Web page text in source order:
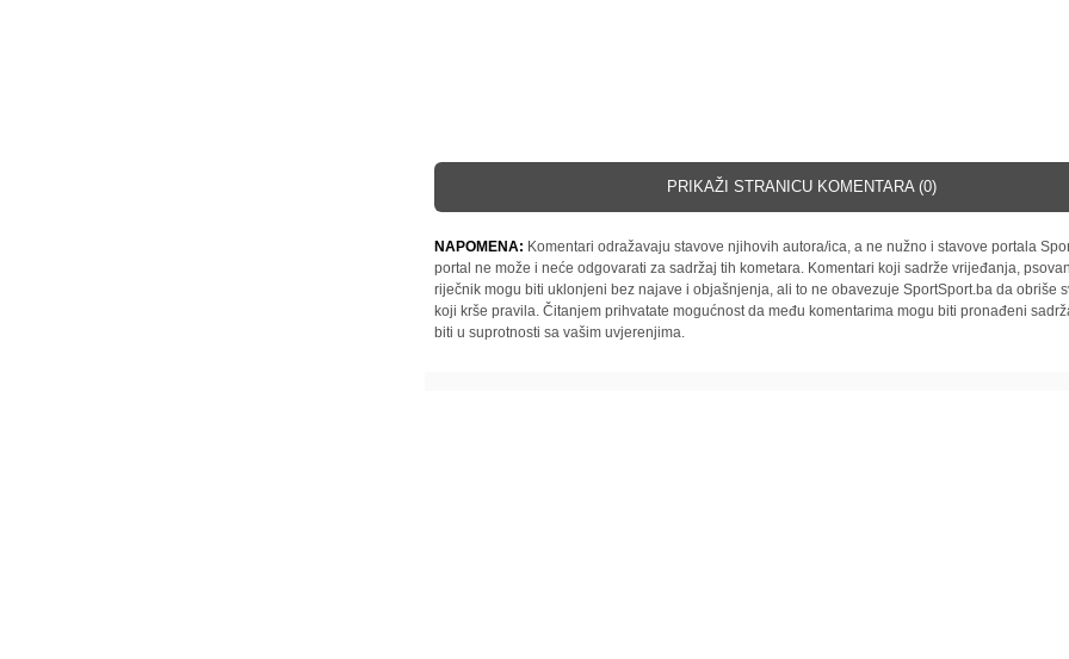
PRIKAŽI STRANICU KOMENTARA (0)
NAPOMENA: Komentari odražavaju stavove njihovih autora/ica, a ne nužno i stavove portala
portal ne može i neće odgovarati za sadržaj tih kometara. Komentari koji sadrže vrijeđanja,
riječnik mogu biti uklonjeni bez najave i objašnjenja, ali to ne obavezuje SportSport.ba da obriše
koji krše pravila. Čitanjem prihvatate mogućnost da među komentarima mogu biti pronađeni
biti u suprotnosti sa vašim uvjerenjima.